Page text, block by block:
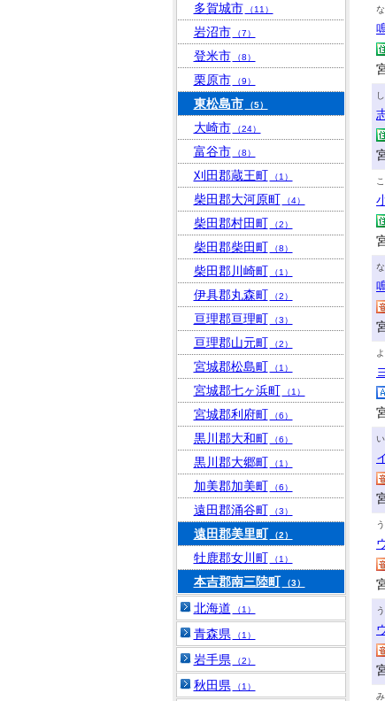
多賀城市 （11）
岩沼市 （7）
登米市 （8）
栗原市 （9）
東松島市 （5）
大崎市 （24）
富谷市 （8）
刈田郡蔵王町 （1）
柴田郡大河原町 （4）
柴田郡村田町 （2）
柴田郡柴田町 （8）
柴田郡川崎町 （1）
伊具郡丸森町 （2）
亘理郡亘理町 （3）
亘理郡山元町 （2）
宮城郡松島町 （1）
宮城郡七ヶ浜町 （1）
宮城郡利府町 （6）
黒川郡大和町 （6）
黒川郡大郷町 （1）
加美郡加美町 （6）
遠田郡涌谷町 （3）
遠田郡美里町 （2）
牡鹿郡女川町 （1）
本吉郡南三陸町 （3）
北海道 （1）
青森県 （1）
岩手県 （2）
秋田県 （1）